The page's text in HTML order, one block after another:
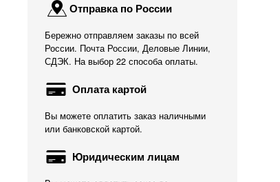
Отправка по России
Бережно отправляем заказы по всей
России. Почта России, Деловые Линии,
СДЭК. На выбор 22 способа оплаты.
Оплата картой
Вы можете оплатить заказ наличными
или банковской картой.
Юридическим лицам